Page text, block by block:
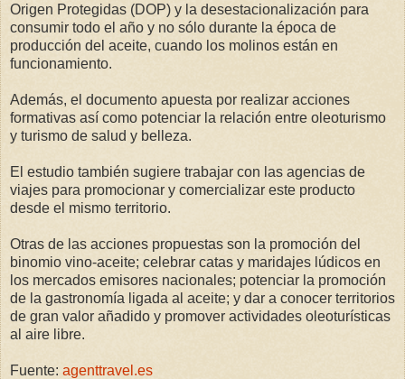
Origen Protegidas (DOP) y la desestacionalización para
consumir todo el año y no sólo durante la época de
producción del aceite, cuando los molinos están en
funcionamiento.
Además, el documento apuesta por realizar acciones
formativas así como potenciar la relación entre oleoturismo
y turismo de salud y belleza.
El estudio también sugiere trabajar con las agencias de
viajes para promocionar y comercializar este producto
desde el mismo territorio.
Otras de las acciones propuestas son la promoción del
binomio vino-aceite; celebrar catas y maridajes lúdicos en
los mercados emisores nacionales; potenciar la promoción
de la gastronomía ligada al aceite; y dar a conocer territorios
de gran valor añadido y promover actividades oleoturísticas
al aire libre.
Fuente: agenttravel.es